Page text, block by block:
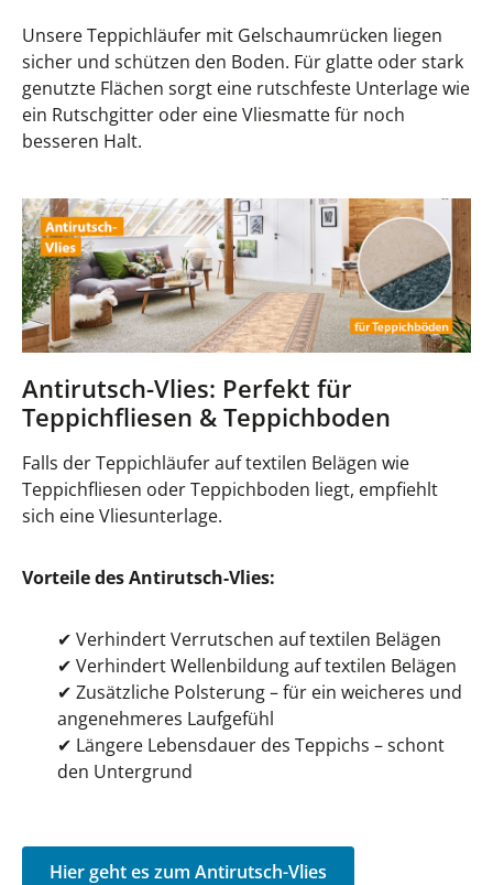
Unsere Teppichläufer mit Gelschaumrücken liegen
sicher und schützen den Boden. Für glatte oder stark
genutzte Flächen sorgt eine rutschfeste Unterlage wie
ein Rutschgitter oder eine Vliesmatte für noch
besseren Halt.
Antirutsch-Vlies: Perfekt für
Teppichfliesen & Teppichboden
Falls der Teppichläufer auf textilen Belägen wie
Teppichfliesen oder Teppichboden liegt, empfiehlt
sich eine Vliesunterlage.
Vorteile des Antirutsch-Vlies:
✔ Verhindert Verrutschen auf textilen Belägen
✔ Verhindert Wellenbildung auf textilen Belägen
✔ Zusätzliche Polsterung – für ein weicheres und
angenehmeres Laufgefühl
✔ Längere Lebensdauer des Teppichs – schont
den Untergrund
Hier geht es zum Antirutsch-Vlies